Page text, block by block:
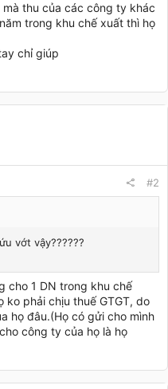
thu của các công ty khác
trong khu chế xuất thì họ
chỉ giúp
#2
vớt vậy??????
cho 1 DN trong khu chế
ko phải chịu thuế GTGT, do
họ đâu.(Họ có gửi cho mình
công ty của họ là họ